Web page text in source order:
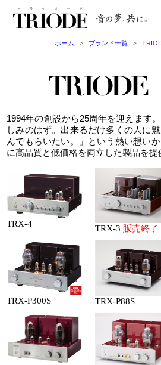
ホーム ブランド一覧
1994年の創設から25周年を迎えます
しみのはず。出来るだけ多くの人に
んでもらいたい。」という熱い想い
に高品質と低価格を両立した製品を提
TRX-4
TRX-3販売終了
TRX-P300S TRX-P88S